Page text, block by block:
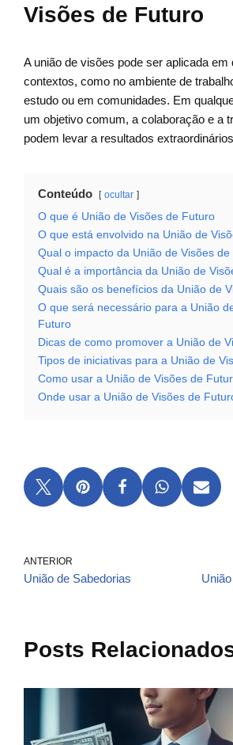
Visões de Futuro
A união de visões pode ser aplicada em
contextos, como no ambiente de
estudo ou em comunidades. Em
um objetivo comum, a colaboração e a
podem levar a resultados
Conteúdo ocultar
O que é União de Visões de Futuro
O que está envolvido na União de
Qual o impacto da União de Visões de
Qual é a importância da União de
Quais são os benefícios da União de
O que será necessário para a União
Futuro
Dicas de como promover a União de
Tipos de iniciativas para a União de
Como usar a União de Visões de
Onde usar a União de Visões de
ANTERIOR
União de Sabedorias
Posts